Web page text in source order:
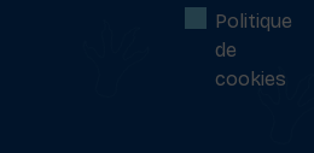
Politique
de
cookies